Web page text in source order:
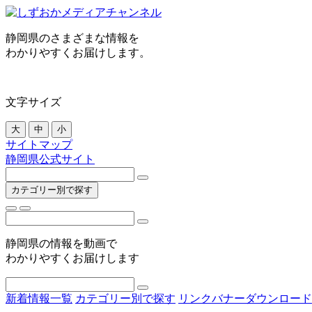
静岡県のさまざまな情報を
わかりやすくお届けします。
文字サイズ
大 中 小
サイトマップ
静岡県公式サイト
カテゴリー別で探す
静岡県の情報を動画で
わかりやすくお届けします
新着情報一覧 カテゴリー別で探す リンクバナーダウンロード